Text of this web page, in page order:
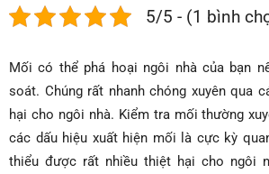
5/5 - (1 bình
Mối có thể phá hoại ngôi nhà của bạn
soát. Chúng rất nhanh chóng xuyên qua
hại cho ngôi nhà. Kiểm tra mối thường
các dấu hiệu xuất hiện mối là cực kỳ
thiểu được rất nhiều thiệt hại cho ngôi